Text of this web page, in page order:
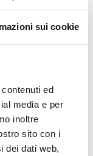
sui cookie
ed
media e per
inoltre
sito con i
dei dati web,
e spesso
Gomme, ad
trovare la
veicolo e